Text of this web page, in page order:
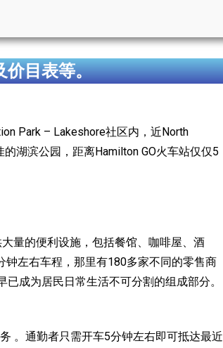
价目表等。
Park – Lakeshore社区内，近North
湖滨公园，距离Hamilton GO火车站仅仅5
量的便利设施，包括餐馆、咖啡屋、酒
左右车程，那里有180多家不同的零售商
成为居民日常生活不可分割的组成部分。
。通勤者只需开车5分钟左右即可抵达最近